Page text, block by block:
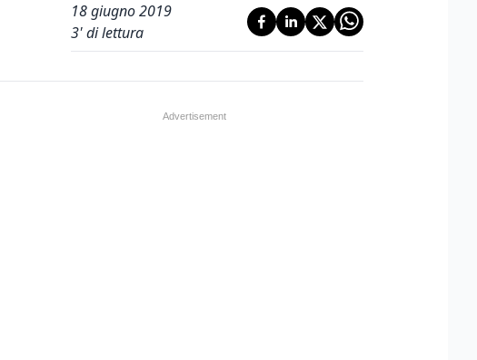
18 giugno 2019
3' di lettura